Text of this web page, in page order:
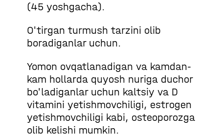
(45 yoshgacha).
O'tirgan turmush tarzini olib
boradiganlar uchun.
Yomon ovqatlanadigan va kamdan-
kam hollarda quyosh nuriga duchor
bo'ladiganlar uchun kaltsiy va D
vitamini yetishmovchiligi, estrogen
yetishmovchiligi kabi, osteoporozga
olib kelishi mumkin.